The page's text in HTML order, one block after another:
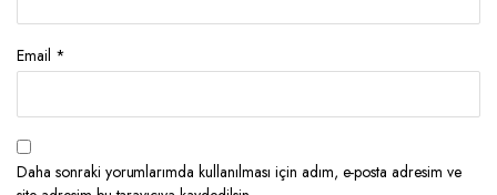
Email *
Daha sonraki yorumlarımda kullanılması için adım, e-posta adresim ve